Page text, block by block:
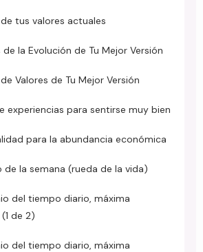
de tus valores actuales
de la Evolución de Tu Mejor Versión
de Valores de Tu Mejor Versión
experiencias para sentirse muy bien
para la abundancia económica
de la semana (rueda de la vida)
del tiempo diario, máxima
de 2)
del tiempo diario, máxima